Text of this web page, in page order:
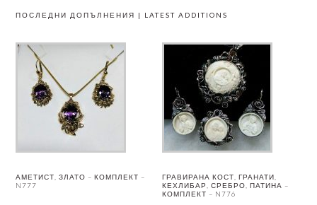
ПОСЛЕДНИ ДОПЪЛНЕНИЯ | LATEST ADDITIONS
АМЕТИСТ, ЗЛАТО – КОМПЛЕКТ –
N777
ГРАВИРАНА КОСТ, ГРАНАТИ,
КЕХЛИБАР, СРЕБРО, ПАТИНА –
КОМПЛЕКТ – N776